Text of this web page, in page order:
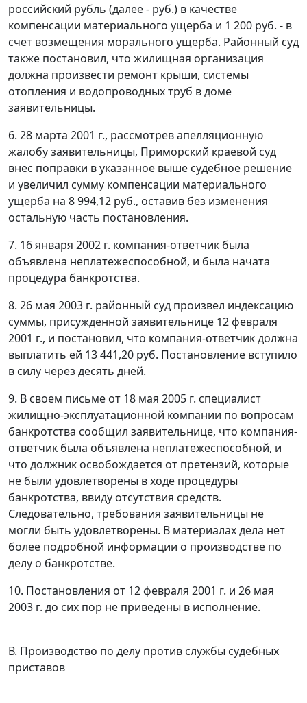
российский рубль (далее - руб.) в качестве
компенсации материального ущерба и 1 200 руб. - в
счет возмещения морального ущерба. Районный суд
также постановил, что жилищная организация
должна произвести ремонт крыши, системы
отопления и водопроводных труб в доме
заявительницы.
6. 28 марта 2001 г., рассмотрев апелляционную
жалобу заявительницы, Приморский краевой суд
внес поправки в указанное выше судебное решение
и увеличил сумму компенсации материального
ущерба на 8 994,12 руб., оставив без изменения
остальную часть постановления.
7. 16 января 2002 г. компания-ответчик была
объявлена неплатежеспособной, и была начата
процедура банкротства.
8. 26 мая 2003 г. районный суд произвел индексацию
суммы, присужденной заявительнице 12 февраля
2001 г., и постановил, что компания-ответчик должна
выплатить ей 13 441,20 руб. Постановление вступило
в силу через десять дней.
9. В своем письме от 18 мая 2005 г. специалист
жилищно-эксплуатационной компании по вопросам
банкротства сообщил заявительнице, что компания-
ответчик была объявлена неплатежеспособной, и
что должник освобождается от претензий, которые
не были удовлетворены в ходе процедуры
банкротства, ввиду отсутствия средств.
Следовательно, требования заявительницы не
могли быть удовлетворены. В материалах дела нет
более подробной информации о производстве по
делу о банкротстве.
10. Постановления от 12 февраля 2001 г. и 26 мая
2003 г. до сих пор не приведены в исполнение.
В. Производство по делу против службы судебных
приставов